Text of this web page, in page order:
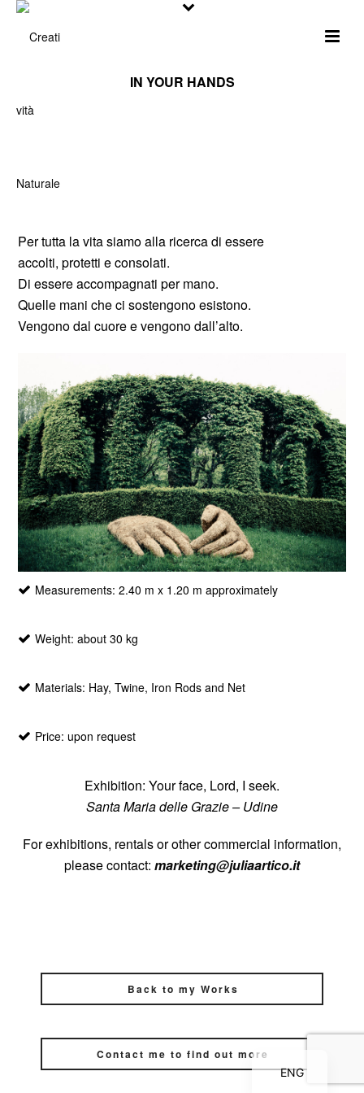
IN YOUR HANDS
Per tutta la vita siamo alla ricerca di essere
accolti, protetti e consolati.
Di essere accompagnati per mano.
Quelle mani che ci sostengono esistono.
Vengono dal cuore e vengono dall’alto.
Measurements: 2.40 m x 1.20 m approximately
Weight: about 30 kg
Materials: Hay, Twine, Iron Rods and Net
Price: upon request
Exhibition: Your face, Lord, I seek.
Santa Maria delle Grazie – Udine
For exhibitions, rentals or other commercial information,
please contact: marketing@juliaartico.it
Back to my Works
Contact me to find out more
ENG